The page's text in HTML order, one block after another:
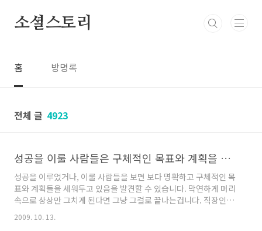
소셜스토리
홈 방명록
전체 글 4923
성공을 이룰 사람들은 구체적인 목표와 계획을 세워두고 있다
성공을 이루었거나, 이룰 사람들을 보면 보다 명확하고 구체적인 목
표와 계획들을 세워두고 있음을 발견할 수 있습니다. 막연하게 머리
속으로 상상만 그치게 된다면 그냥 그걸로 끝나는겁니다. 직장인들
을 예로 들어본다면, 내년엔 반드시 원하는 연봉을 받고야 말겠다.
(구체적으로 액수가 나오겠죠?) 내년엔 꼭 승진을 하고야 말겠다.
2009. 10. 13.